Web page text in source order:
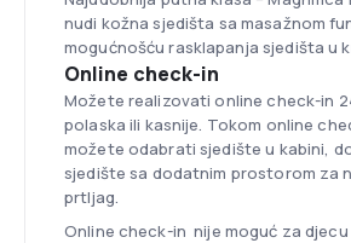
nudi kožna sjedišta sa masažnom
mogućnošću rasklapanja sjedišta u
Online check-in
Možete realizovati online check-in
polaska ili kasnije. Tokom online
možete odabrati sjedište u kabini,
sjedište sa dodatnim prostorom za
prtljag.
Online check-in nije moguć za